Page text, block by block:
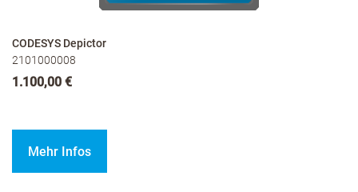
CODESYS Depictor
2101000008
1.100,00 €
Mehr Infos